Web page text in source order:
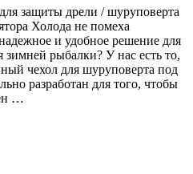
защиты дрели / шуруповерта
Холода не помеха
и удобное решение для
зимней рыбалки? У нас есть то,
чехол для шуруповерта под
разработан для того, чтобы
…